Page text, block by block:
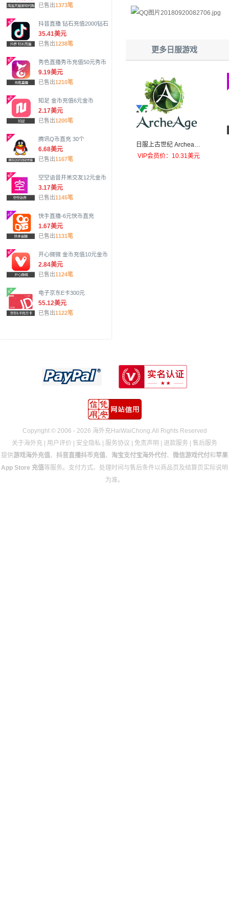
已售出1373笔
抖音直播 钻石充值2000钻石
35.41美元
已售出1238笔
秀色直播秀币充值50元秀币
9.19美元
已售出1210笔
知足 金币充值6元金币
2.17美元
已售出1200笔
腾讯Q币直充 30个
6.68美元
已售出1167笔
空空语音开黑交友12元金币
3.17美元
已售出1145笔
快手直播-6元快币直充
1.67美元
已售出1131笔
开心微微 金币充值10元金币
2.84美元
已售出1124笔
电子京东E卡300元
55.12美元
已售出1122笔
更多日服游戏
日服上古世纪 Archeage
Pmang Jewel 充值-100
VIP会员价：10.31美元
Copyright © 2006 - 2026 海外充HaiWaiChong.All Rights Reserved
关于海外充
用户评价 安全隐私 服务协议 免责声明 退款服务
售后服务
提供游戏海外充值、 抖音直播抖币充值、 淘宝支付宝海外代付、 微信游戏代付和 苹果
App Store 充值等服务。支付方式、处理时间与售后条件以商品页及结算页实际说明
为准。